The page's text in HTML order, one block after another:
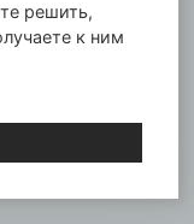
решить,
к ним